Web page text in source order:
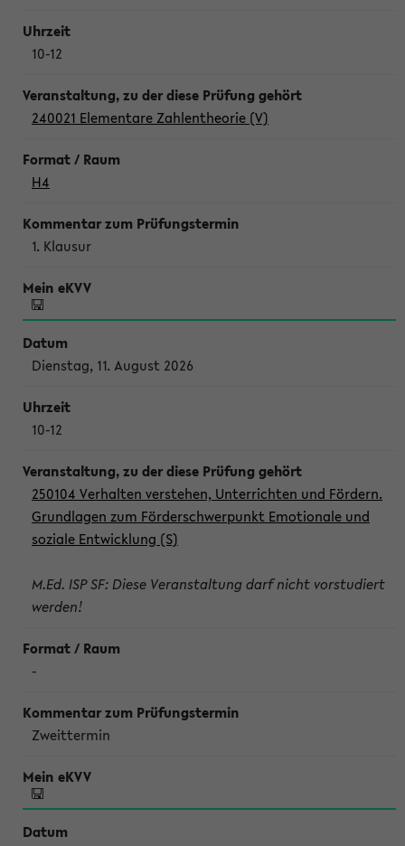
10-12
240021 Elementare Zahlentheorie (V)
H4
1. Klausur
Dienstag, 11. August 2026
10-12
250104 Verhalten verstehen, Unterrichten und Fördern.
Grundlagen zum Förderschwerpunkt Emotionale und
soziale Entwicklung (S)
M.Ed. ISP SF: Diese Veranstaltung darf nicht vorstudiert
werden!
-
Zweittermin